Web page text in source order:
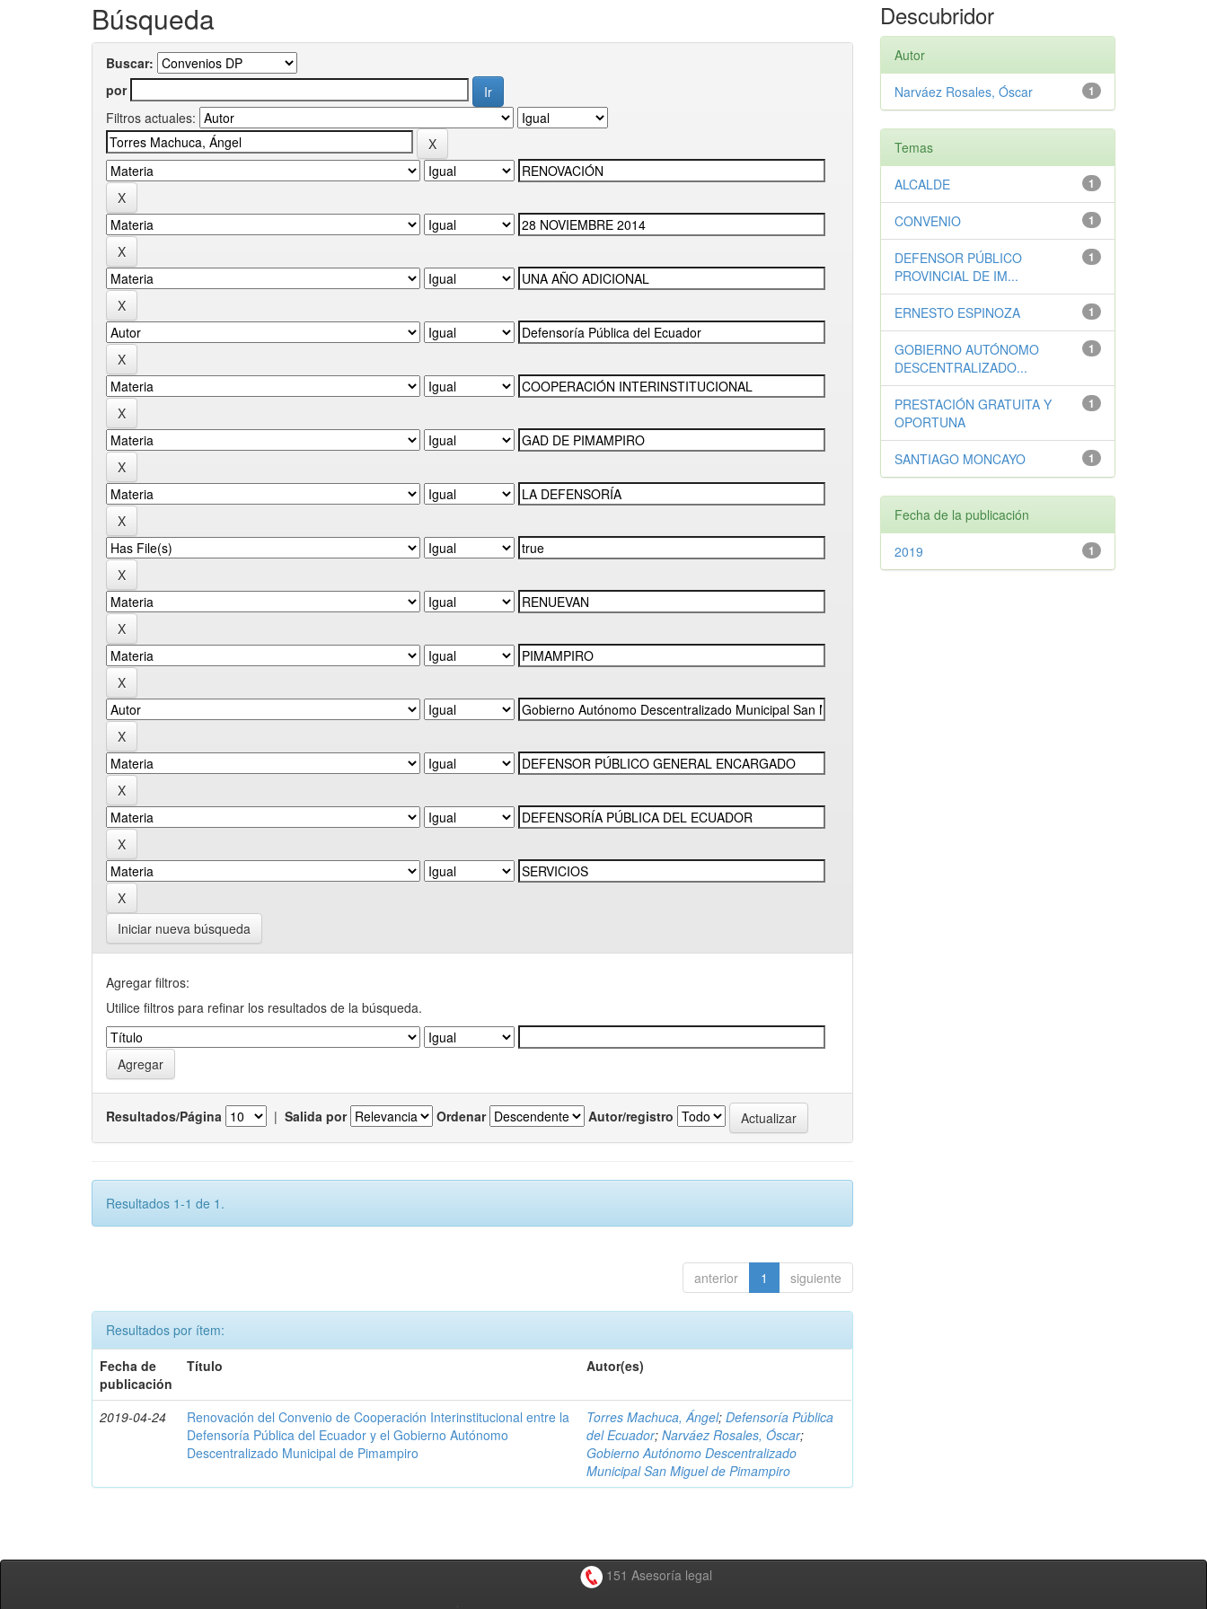
Búsqueda
Buscar:
por
Filtros actuales:
Iniciar nueva búsqueda
Agregar filtros:
Utilice filtros para refinar los resultados de la búsqueda.
Resultados/Página | Salida por Ordenar Autor/registro
Resultados 1-1 de 1.
anterior 1 siguiente
Resultados por ítem:
Fecha de
publicación
Título Autor(es)
2019-04-24
Renovación del Convenio de Cooperación Interinstitucional entre la
Defensoría Pública del Ecuador y el Gobierno Autónomo
Descentralizado Municipal de Pimampiro
Torres Machuca, Ángel;Defensoría Pública
del Ecuador;Narváez Rosales, Óscar;
Gobierno Autónomo Descentralizado
Municipal San Miguel de Pimampiro
Descubridor
Autor
1
Narváez Rosales, Óscar
Temas
1
ALCALDE
1
CONVENIO
1
DEFENSOR PÚBLICO
PROVINCIAL DE IM...
1
ERNESTO ESPINOZA
1
GOBIERNO AUTÓNOMO
DESCENTRALIZADO...
1
PRESTACIÓN GRATUITA Y
OPORTUNA
1
SANTIAGO MONCAYO
Fecha de la publicación
1
2019
151 Asesoría legal